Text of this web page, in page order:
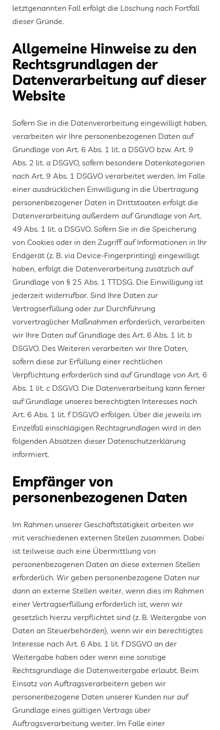
letztgenannten Fall erfolgt die Löschung nach Fortfall
dieser Gründe.
Allgemeine Hinweise zu den
Rechtsgrundlagen der
Datenverarbeitung auf dieser
Website
Sofern Sie in die Datenverarbeitung eingewilligt haben,
verarbeiten wir Ihre personenbezogenen Daten auf
Grundlage von Art. 6 Abs. 1 lit. a DSGVO bzw. Art. 9
Abs. 2 lit. a DSGVO, sofern besondere Datenkategorien
nach Art. 9 Abs. 1 DSGVO verarbeitet werden. Im Falle
einer ausdrücklichen Einwilligung in die Übertragung
personenbezogener Daten in Drittstaaten erfolgt die
Datenverarbeitung außerdem auf Grundlage von Art.
49 Abs. 1 lit. a DSGVO. Sofern Sie in die Speicherung
von Cookies oder in den Zugriff auf Informationen in Ihr
Endgerät (z. B. via Device-Fingerprinting) eingewilligt
haben, erfolgt die Datenverarbeitung zusätzlich auf
Grundlage von § 25 Abs. 1 TTDSG. Die Einwilligung ist
jederzeit widerrufbar. Sind Ihre Daten zur
Vertragserfüllung oder zur Durchführung
vorvertraglicher Maßnahmen erforderlich, verarbeiten
wir Ihre Daten auf Grundlage des Art. 6 Abs. 1 lit. b
DSGVO. Des Weiteren verarbeiten wir Ihre Daten,
sofern diese zur Erfüllung einer rechtlichen
Verpflichtung erforderlich sind auf Grundlage von Art. 6
Abs. 1 lit. c DSGVO. Die Datenverarbeitung kann ferner
auf Grundlage unseres berechtigten Interesses nach
Art. 6 Abs. 1 lit. f DSGVO erfolgen. Über die jeweils im
Einzelfall einschlägigen Rechtsgrundlagen wird in den
folgenden Absätzen dieser Datenschutzerklärung
informiert.
Empfänger von
personenbezogenen Daten
Im Rahmen unserer Geschäftstätigkeit arbeiten wir
mit verschiedenen externen Stellen zusammen. Dabei
ist teilweise auch eine Übermittlung von
personenbezogenen Daten an diese externen Stellen
erforderlich. Wir geben personenbezogene Daten nur
dann an externe Stellen weiter, wenn dies im Rahmen
einer Vertragserfüllung erforderlich ist, wenn wir
gesetzlich hierzu verpflichtet sind (z. B. Weitergabe von
Daten an Steuerbehörden), wenn wir ein berechtigtes
Interesse nach Art. 6 Abs. 1 lit. f DSGVO an der
Weitergabe haben oder wenn eine sonstige
Rechtsgrundlage die Datenweitergabe erlaubt. Beim
Einsatz von Auftragsverarbeitern geben wir
personenbezogene Daten unserer Kunden nur auf
Grundlage eines gültigen Vertrags über
Auftragsverarbeitung weiter. Im Falle einer